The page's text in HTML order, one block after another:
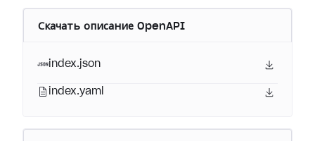
Скачать описание OpenAPI
index.json
index.yaml